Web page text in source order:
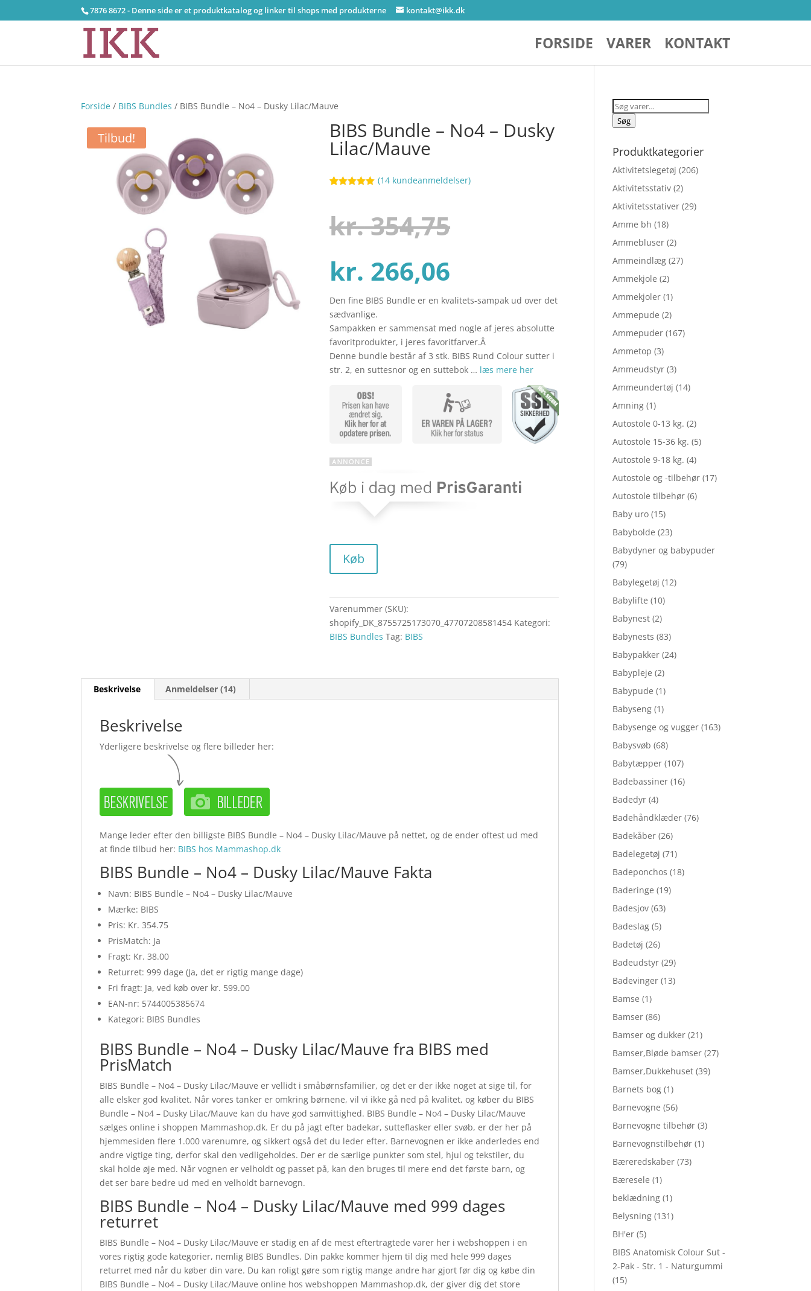
7876 8672 - Denne side er et produktkatalog og linker til shops med produkterne kontakt@ikk.dk
FORSIDE VARER KONTAKT
Forside / BIBS Bundles / BIBS Bundle – No4 – Dusky Lilac/Mauve
Tilbud! BIBS Bundle – No4 – Dusky
Lilac/Mauve
baseret på
kundebedøm
melser
(14kundeanmeldelser)
kr.354,75
pris
var:
kr. 354,75.
kr. 266,06
aktuelle
pris
er:
kr. 266,06.
Den fine BIBS Bundle er en kvalitets-sampak ud over det
sædvanlige.
Sampakken er sammensat med nogle af jeres absolutte
favoritprodukter, i jeres favoritfarver.Â
Denne bundle består af 3 stk. BIBS Rund Colour sutter i
str. 2, en suttesnor og en suttebok … læs mere her
Køb
Varenummer (SKU):
shopify_DK_8755725173070_47707208581454 Kategori:
BIBS Bundles Tag: BIBS
Beskrivelse Anmeldelser (14)
Beskrivelse
Yderligere beskrivelse og flere billeder her:
Mange leder efter den billigste BIBS Bundle – No4 – Dusky Lilac/Mauve på nettet, og de ender oftest ud med
at finde tilbud her: BIBS hos Mammashop.dk
BIBS Bundle – No4 – Dusky Lilac/Mauve Fakta
Navn: BIBS Bundle – No4 – Dusky Lilac/Mauve
Mærke: BIBS
Pris: Kr. 354.75
PrisMatch: Ja
Fragt: Kr. 38.00
Returret: 999 dage (Ja, det er rigtig mange dage)
Fri fragt: Ja, ved køb over kr. 599.00
EAN-nr: 5744005385674
Kategori: BIBS Bundles
BIBS Bundle – No4 – Dusky Lilac/Mauve fra BIBS med
PrisMatch
BIBS Bundle – No4 – Dusky Lilac/Mauve er vellidt i småbørnsfamilier, og det er der ikke noget at sige til, for
alle elsker god kvalitet. Når vores tanker er omkring børnene, vil vi ikke gå ned på kvalitet, og køber du BIBS
Bundle – No4 – Dusky Lilac/Mauve kan du have god samvittighed. BIBS Bundle – No4 – Dusky Lilac/Mauve
sælges online i shoppen Mammashop.dk. Er du på jagt efter badekar, sutteflasker eller svøb, er der her på
hjemmesiden flere 1.000 varenumre, og sikkert også det du leder efter. Barnevognen er ikke anderledes end
andre vigtige ting, derfor skal den vedligeholdes. Der er de særlige punkter som stel, hjul og tekstiler, du
skal holde øje med. Når vognen er velholdt og passet på, kan den bruges til mere end det første barn, og
det ser bare bedre ud med en velholdt barnevogn.
BIBS Bundle – No4 – Dusky Lilac/Mauve med 999 dages
returret
BIBS Bundle – No4 – Dusky Lilac/Mauve er stadig en af de mest eftertragtede varer her i webshoppen i en
vores rigtig gode kategorier, nemlig BIBS Bundles. Din pakke kommer hjem til dig med hele 999 dages
returret med når du køber din vare. Du kan roligt gøre som rigtig mange andre har gjort før dig og købe din
BIBS Bundle – No4 – Dusky Lilac/Mauve online hos webshoppen Mammashop.dk, der giver dig det store
Søg
efter:
Søg
Produktkategorier
Aktivitetslegetøj (206)
Aktivitetsstativ (2)
Aktivitetsstativer (29)
Amme bh (18)
Ammebluser (2)
Ammeindlæg (27)
Ammekjole (2)
Ammekjoler (1)
Ammepude (2)
Ammepuder (167)
Ammetop (3)
Ammeudstyr (3)
Ammeundertøj (14)
Amning (1)
Autostole 0-13 kg. (2)
Autostole 15-36 kg. (5)
Autostole 9-18 kg. (4)
Autostole og -tilbehør (17)
Autostole tilbehør (6)
Baby uro (15)
Babybolde (23)
Babydyner og babypuder
(79)
Babylegetøj (12)
Babylifte (10)
Babynest (2)
Babynests (83)
Babypakker (24)
Babypleje (2)
Babypude (1)
Babyseng (1)
Babysenge og vugger (163)
Babysvøb (68)
Babytæpper (107)
Badebassiner (16)
Badedyr (4)
Badehåndklæder (76)
Badekåber (26)
Badelegetøj (71)
Badeponchos (18)
Baderinge (19)
Badesjov (63)
Badeslag (5)
Badetøj (26)
Badeudstyr (29)
Badevinger (13)
Bamse (1)
Bamser (86)
Bamser og dukker (21)
Bamser,Bløde bamser (27)
Bamser,Dukkehuset (39)
Barnets bog (1)
Barnevogne (56)
Barnevogne tilbehør (3)
Barnevognstilbehør (1)
Bæreredskaber (73)
Bæresele (1)
beklædning (1)
Belysning (131)
BH'er (5)
BIBS Anatomisk Colour Sut -
2-Pak - Str. 1 - Naturgummi
(15)